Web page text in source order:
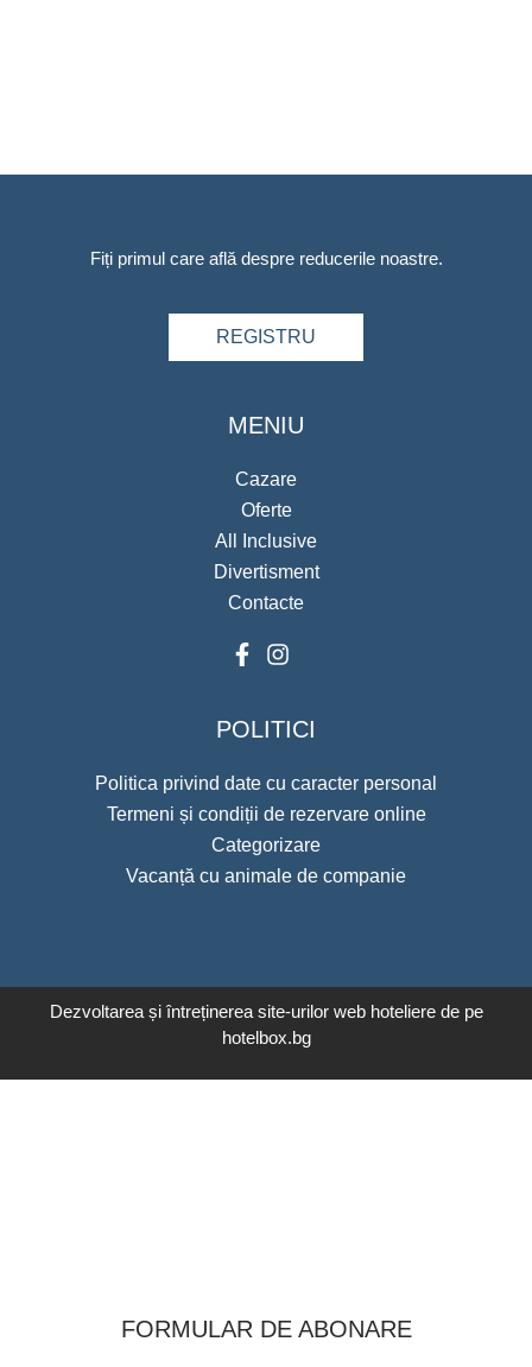
Fiți primul care află despre reducerile noastre.
REGISTRU
MENIU
Cazare
Oferte
All Inclusive
Divertisment
Contacte
POLITICI
Politica privind date cu caracter personal
Termeni și condiții de rezervare online
Categorizare
Vacanță cu animale de companie
Dezvoltarea și întreținerea site-urilor web hoteliere de pe
hotelbox.bg
FORMULAR DE ABONARE